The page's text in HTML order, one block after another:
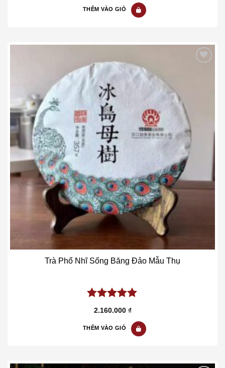
THÊM VÀO GIỎ
Add to wishlist
Trà Phổ Nhĩ Sống Băng Đảo Mẫu Thụ
5.00out of
2.160.000 ₫
THÊM VÀO GIỎ